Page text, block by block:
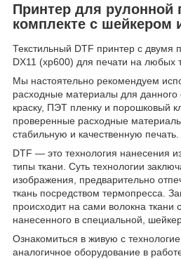
Принтер для рулонной
комплекте с шейкером
Текстильный DTF принтер с двумя
DX11 (xp600) для печати на любых
Мы настоятельно рекомендуем
расходные материалы для данного
краску, ПЭТ пленку и порошковый
проверенные расходные
стабильную и качественную печать.
DTF — это технология нанесения
типы ткани. Суть технологии
изображения, предварительно
ткань посредством термопресса.
происходит на сами волокна
нанесенного в специальной,
Ознакомиться в живую с
аналогичное оборудование в